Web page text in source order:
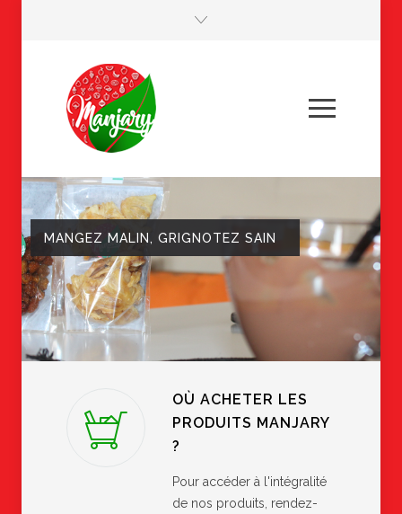
MANGEZ MALIN, GRIGNOTEZ SAIN
OÙ ACHETER LES
PRODUITS MANJARY
?
Pour accéder à l'intégralité
de nos produits, rendez-